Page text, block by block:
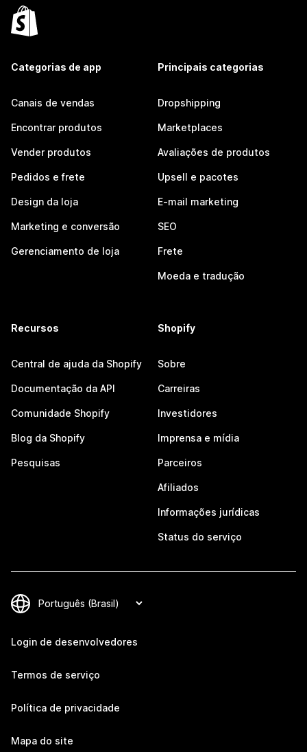
Categorias de app
Canais de vendas
Encontrar produtos
Vender produtos
Pedidos e frete
Design da loja
Marketing e conversão
Gerenciamento de loja
Principais categorias
Dropshipping
Marketplaces
Avaliações de produtos
Upsell e pacotes
E-mail marketing
SEO
Frete
Moeda e tradução
Recursos
Central de ajuda da Shopify
Documentação da API
Comunidade Shopify
Blog da Shopify
Pesquisas
Shopify
Sobre
Carreiras
Investidores
Imprensa e mídia
Parceiros
Afiliados
Informações jurídicas
Status do serviço
Login de desenvolvedores
Termos de serviço
Política de privacidade
Mapa do site